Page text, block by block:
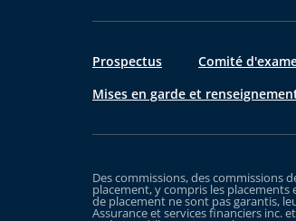
Prospectus Comité
Mises en garde et
Des commissions, des commissions
placement, y compris les
de placement ne sont pas garantis,
Assurance et services financiers inc.